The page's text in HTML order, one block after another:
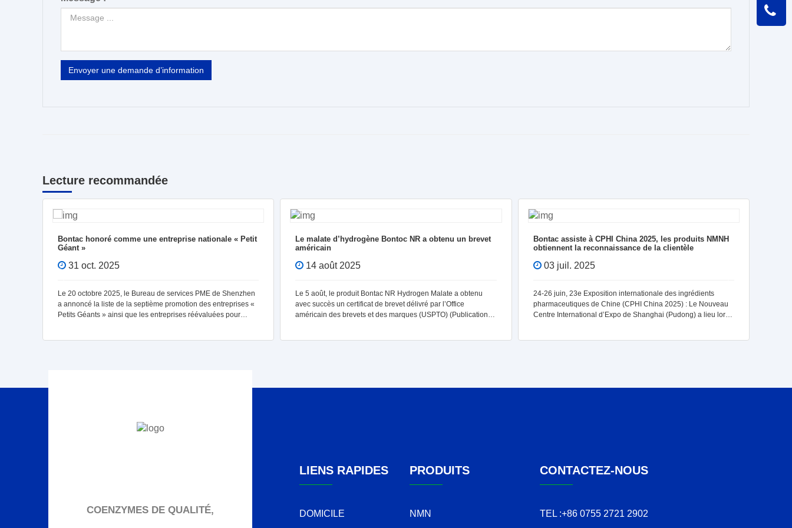
Envoyer une demande d’information
Lecture recommandée
Bontac honoré comme une entreprise nationale « Petit
Géant »
31 oct. 2025
Le 20 octobre 2025, le Bureau de services PME de Shenzhen
a annoncé la liste de la septième promotion des entreprises «
Petits Géants » ainsi que les entreprises réévaluées pour
Le malate d’hydrogène Bontoc NR a obtenu un brevet
américain
14 août 2025
Le 5 août, le produit Bontac NR Hydrogen Malate a obtenu
avec succès un certificat de brevet délivré par l’Office
américain des brevets et des marques (USPTO) (Publication
Bontac assiste à CPHI China 2025, les produits NMNH
obtiennent la reconnaissance de la clientèle
03 juil. 2025
24-26 juin, 23e Exposition internationale des ingrédients
pharmaceutiques de Chine (CPHI China 2025) : Le Nouveau
Centre International d’Expo de Shanghai (Pudong) a lieu lors
COENZYMES DE QUALITÉ,
LIENS RAPIDES
DOMICILE
PRODUITS
NMN
CONTACTEZ-NOUS
TEL :+86 0755 2721 2902